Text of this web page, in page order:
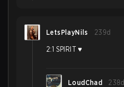
LetsPlayNils 239d
2:1 SPIRIT ♥️
LoudChad 238d